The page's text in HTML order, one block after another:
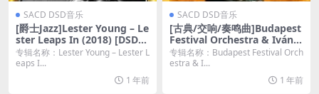
SACD DSD音乐
[爵士Jazz]Lester Young – Le
ster Leaps In (2018) [DSD6
4]
专辑名称：Lester Young – Lester L
eaps I...
1 年前
SACD DSD音乐
[古典/交响/奏鸣曲]Budapest
Festival Orchestra & Iván F
ischer – Mahler: Symphony
No. 6 (2005) [SACD]
专辑名称：Budapest Festival Orch
estra & I...
1 年前